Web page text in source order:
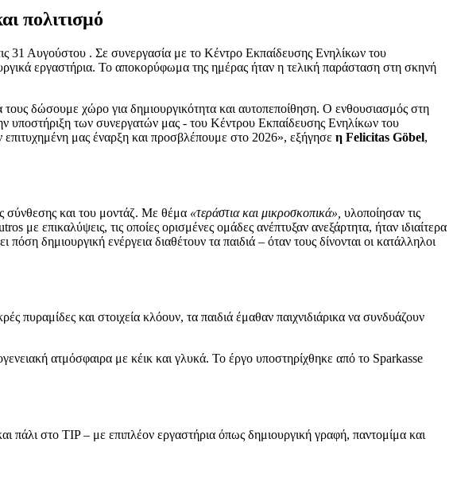
πολιτισμό
31 Αυγούστου . Σε συνεργασία με το Κέντρο Εκπαίδευσης Ενηλίκων του
εργαστήρια. Το αποκορύφωμα της ημέρας ήταν η τελική παράσταση στη σκηνή
δώσουμε χώρο για δημιουργικότητα και αυτοπεποίθηση. Ο ενθουσιασμός στη
υποστήριξη των συνεργατών μας - του Κέντρου Εκπαίδευσης Ενηλίκων του
μας έναρξη και προσβλέπουμε στο 2026», εξήγησε η Felicitas Göbel,
σύνθεσης και του μοντάζ. Με θέμα «τεράστια και μικροσκοπικά», υλοποίησαν τις
με επικαλύψεις, τις οποίες ορισμένες ομάδες ανέπτυξαν ανεξάρτητα, ήταν ιδιαίτερα
δημιουργική ενέργεια διαθέτουν τα παιδιά – όταν τους δίνονται οι κατάλληλοι
πυραμίδες και στοιχεία κλόουν, τα παιδιά έμαθαν παιχνιδιάρικα να συνδυάζουν
ατμόσφαιρα με κέικ και γλυκά. Το έργο υποστηρίχθηκε από το Sparkasse
πάλι στο TIP – με επιπλέον εργαστήρια όπως δημιουργική γραφή, παντομίμα και